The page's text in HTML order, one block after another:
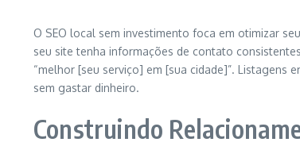
O SEO local sem investimento foca em otimizar
seu site tenha informações de contato
“melhor [seu serviço] em [sua cidade]”.
sem gastar dinheiro.
Construindo